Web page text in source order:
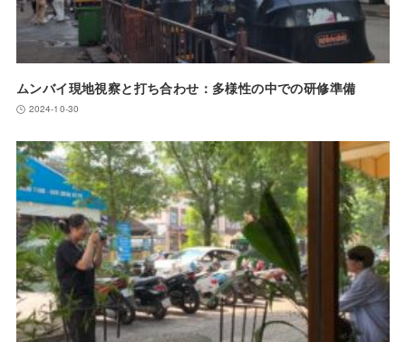
ムンバイ現地視察と打ち合わせ：多様性の中での研修準備
2024-10-30